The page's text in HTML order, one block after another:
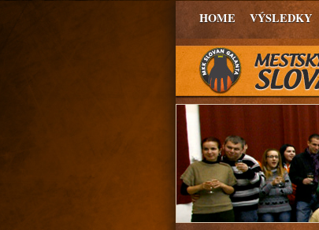
HOME VÝSLEDKY